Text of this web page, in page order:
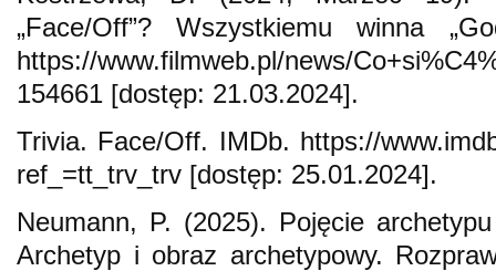
„Face/Off”? Wszystkiemu winna
https://www.filmweb.pl/news/
154661 [dostęp: 21.03.2024].
Trivia. Face/Off. IMDb. https://
ref_=tt_trv_trv [dostęp: 25.01.2024].
Neumann, P. (2025). Pojęcie
Archetyp i obraz archetypowy.